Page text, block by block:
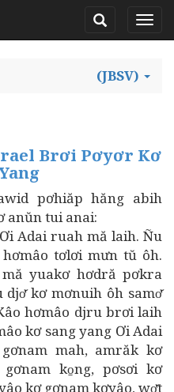
(JBSV)
Brơi Pơyơr Kơ
pơhiăp hăng abih
anŭn tui anai:
Adai ruah mă laih. Ñu
tơlơi mưn tŭ ôh.
yuakơ hơdră pơkra
kơ mơnuih ôh samơ̆
hơmâo djru brơi laih
kơ sang yang Ơi Adai
mah, amrăk kơ
ko̱ng, pơsơi kơ
kơ gơnam kơyâo, wơ̆t